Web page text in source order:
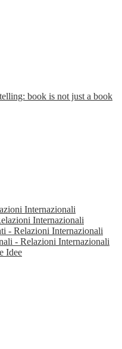
book is not just a book
Internazionali
Internazionali
- Relazioni Internazionali
- Relazioni Internazionali
Idee